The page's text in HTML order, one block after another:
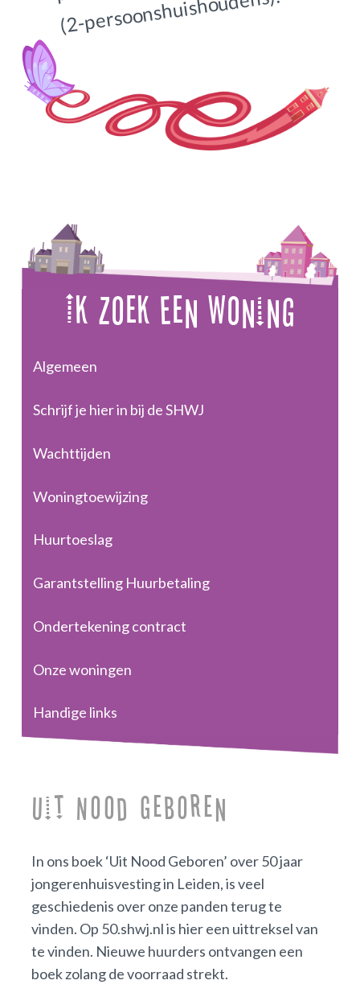
Ik Zoek Een Woning
Algemeen
Schrijf je hier in bij de SHWJ
Wachttijden
Woningtoewijzing
Huurtoeslag
Garantstelling Huurbetaling
Ondertekening contract
Onze woningen
Handige links
Uit Nood Geboren
In ons boek ‘Uit Nood Geboren’ over 50 jaar
jongerenhuisvesting in Leiden, is veel
geschiedenis over onze panden terug te
vinden. Op 50.shwj.nl is hier een uittreksel van
te vinden. Nieuwe huurders ontvangen een
boek zolang de voorraad strekt.